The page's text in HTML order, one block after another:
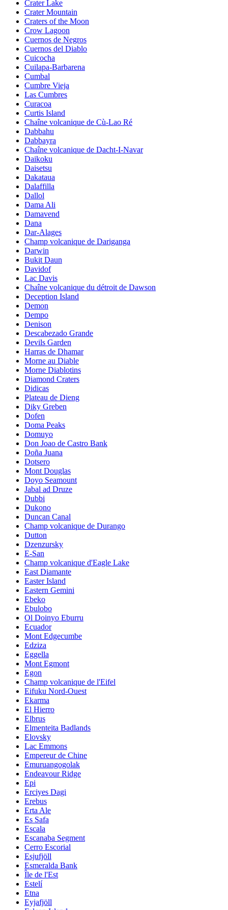
Crater Lake
Crater Mountain
Craters of the Moon
Crow Lagoon
Cuernos de Negros
Cuernos del Diablo
Cuicocha
Cuilapa-Barbarena
Cumbal
Cumbre Vieja
Las Cumbres
Curacoa
Curtis Island
Chaîne volcanique de Cù-Lao Ré
Dabbahu
Dabbayra
Chaîne volcanique de Dacht-I-Navar
Daikoku
Daisetsu
Dakataua
Dalaffilla
Dallol
Dama Ali
Damavend
Dana
Dar-Alages
Champ volcanique de Dariganga
Darwin
Bukit Daun
Davidof
Lac Davis
Chaîne volcanique du détroit de Dawson
Deception Island
Demon
Dempo
Denison
Descabezado Grande
Devils Garden
Harras de Dhamar
Morne au Diable
Morne Diablotins
Diamond Craters
Didicas
Plateau de Dieng
Diky Greben
Dofen
Doma Peaks
Domuyo
Don Joao de Castro Bank
Doña Juana
Dotsero
Mont Douglas
Doyo Seamount
Jabal ad Druze
Dubbi
Dukono
Duncan Canal
Champ volcanique de Durango
Dutton
Dzenzursky
E-San
Champ volcanique d'Eagle Lake
East Diamante
Easter Island
Eastern Gemini
Ebeko
Ebulobo
Ol Doinyo Eburru
Ecuador
Mont Edgecumbe
Edziza
Eggella
Mont Egmont
Egon
Champ volcanique de l'Eifel
Eifuku Nord-Ouest
Ekarma
El Hierro
Elbrus
Elmenteita Badlands
Elovsky
Lac Emmons
Empereur de Chine
Emuruangogolak
Endeavour Ridge
Epi
Erciyes Dagi
Erebus
Erta Ale
Es Safa
Escala
Escanaba Segment
Cerro Escorial
Esjufjöll
Esmeralda Bank
Île de l'Est
Estelí
Etna
Eyjafjöll